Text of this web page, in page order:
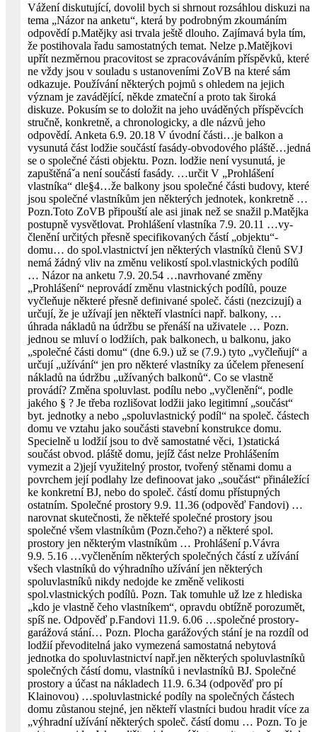
Vážení diskutující, dovolil bych si shrnout rozsáhlou diskuzi na
tema „Názor na anketu“, která by podrobným zkoumáním
odpovědí p.Matějky asi trvala ještě dlouho. Zajímavá byla tím,
že postihovala řadu samostatných temat. Nelze p.Matějkovi
upřít nezměrnou pracovitost se zpracováváním příspěvků, které
ne vždy jsou v souladu s ustanoveními ZoVB na které sám
odkazuje. Používání některých pojmů s ohledem na jejich
význam je zavádějící, někde zmateční a proto tak široká
diskuze. Pokusím se to doložit na jeho uváděných příspěvcích
stručně, konkretně, a chronologicky, a dle názvů jeho
odpovědí. Anketa 6.9. 20.18 V úvodní části…je balkon a
vysunutá část lodžie součástí fasády-obvodového pláště…jedná
se o společné části objektu. Pozn. lodžie není vysunutá, je
zapuštěnáˇa není součástí fasády. …určit V „Prohlášení
vlastníka“ dle§4…že balkony jsou společné části budovy, které
jsou společné vlastníkům jen některých jednotek, konkretně …
Pozn.Toto ZoVB připouští ale asi jinak než se snažil p.Matějka
postupně vysvětlovat. Prohlášení vlastníka 7.9. 20.11 …vy­
členění určitých přesně specifikovaných částí „objektu“-
domu… do spol.vlastnictví jen některých vlastníků členů SVJ
nemá žádný vliv na změnu velikostí spol.vlastnických podílů
… Názor na anketu 7.9. 20.54 …na­vrhované změny
„Prohlášení“ neprovádí změnu vlastnických podílů, pouze
vyčleňuje některé přesně definivané společ. části (nezcizují) a
určují, že je užívají jen někteří vlastníci např. balkony, …
úhrada nákladů na údržbu se přenáší na uživatele … Pozn.
jednou se mluví o lodžiích, pak balkonech, u balkonu, jako
„společné části domu“ (dne 6.9.) už se (7.9.) tyto „vyčleňují“ a
určují „užívání“ jen pro některé vlastníky za účelem přenesení
nákladů na údržbu „užívaných balkonů“. Co se vlastně
provádí? Změna spoluvlast. podílu nebo „vyčlenění“, podle
jakého § ? Je třeba rozlišovat lodžii jako legitimní „součást“
byt. jednotky a nebo „spoluvlastnický podíl“ na společ. částech
domu ve vztahu jako součásti stavební konstrukce domu.
Specielně u lodžií jsou to dvě samostatné věci, 1)statická
součást obvod. pláště domu, jejíž část nelze Prohlášením
vymezit a 2)její využitelný prostor, tvořený stěnami domu a
povrchem její podlahy lze definoovat jako „součást“ přináležící
ke konkretní BJ, nebo do společ. částí domu přístupných
ostatním. Společné prostory 9.9. 11.36 (odpověď Fandovi) …
narovnat skutečnosti, že někteřé společné prostory jsou
společné všem vlastníkům (Pozn.čeho?) a některé spol.
prostory jen některým vlastníkům … Prohlášení p.Vávra
9.9. 5.16 …vy­členěním některých společných částí z užívání
všech vlastníků do výhradního užívání jen některých
spoluvlastníků nikdy nedojde ke změně velikosti
spol.vlastnických podílů. Pozn. Tak tomuhle už lze z hlediska
„kdo je vlastně čeho vlastníkem“, opravdu obtížně porozumět,
spíš ne. Odpověď p.Fandovi 11.9. 6.06 …spo­lečné prostory-
garážová stání… Pozn. Plocha garážových stání je na rozdíl od
lodžií převoditelná jako vymezená samostatná nebytová
jednotka do spoluvlastnictví např.jen některých spoluvlastníků
společných částí domu, vlastníků i nevlastníků BJ. Společné
prostory a účast na nákladech 11.9. 6.34 (odpověď pro pí
Klainovou) …spoluvlastnické podíly na společných částech
domu zůstanou stejné, jen někteří vlastníci budou hradit více za
„výhradní užívání některých společ. částí domu … Pozn. To je